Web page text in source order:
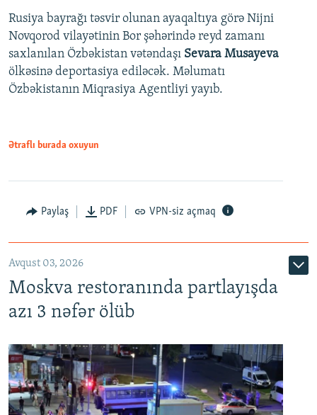
Rusiya bayrağı təsvir olunan ayaqaltıya görə Nijni
Novqorod vilayətinin Bor şəhərində reyd zamanı
saxlanılan Özbəkistan vətəndaşı Sevara Musayeva
ölkəsinə deportasiya ediləcək. Məlumatı
Özbəkistanın Miqrasiya Agentliyi yayıb.
Ətraflı burada oxuyun
Paylaş PDF VPN-siz açmaq
Avqust 03, 2026
Moskva restoranında partlayışda
azı 3 nəfər ölüb